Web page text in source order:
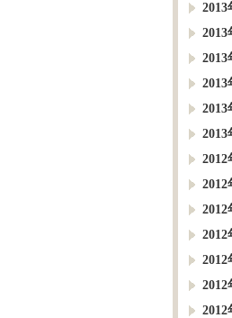
2013
2013
2013
2013
2013
2013
2012
2012
2012
2012
2012
2012
2012